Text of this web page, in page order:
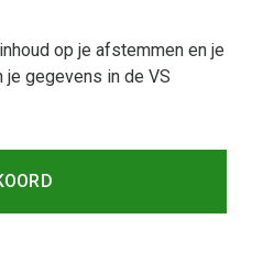
op je afstemmen en je
gegevens in de VS